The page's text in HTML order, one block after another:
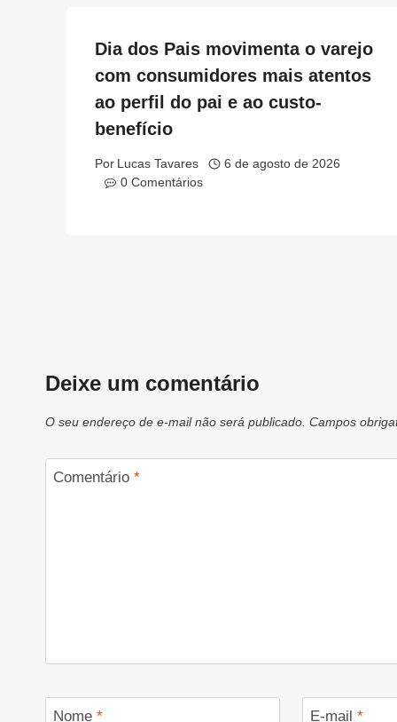
Dia dos Pais movimenta o varejo
com consumidores mais atentos
ao perfil do pai e ao custo-
benefício
Por Lucas Tavares
6 de agosto de 2026
0 Comentários
Deixe um comentário
O seu endereço de e-mail não será publicado. Campos
Comentário *
Nome * E-mail *